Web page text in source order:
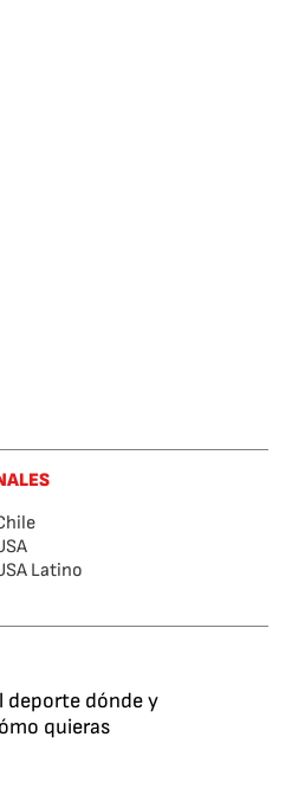
Latino
deporte dónde y
quieras